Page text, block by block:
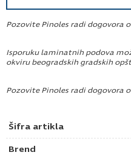
Šifra artikla
Brend
Pozovite Pinoles radi dogovora
Isporuku laminatnih podova
okviru beogradskih gradskih
Pozovite Pinoles radi dogovora